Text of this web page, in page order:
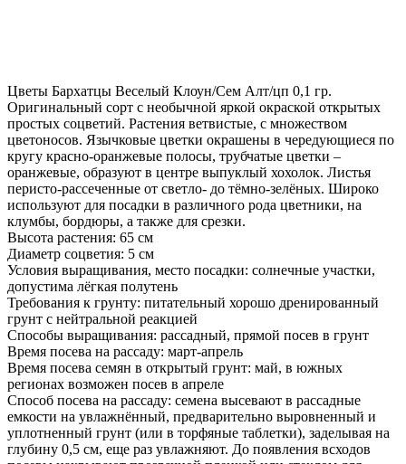
Цветы Бархатцы Веселый Клоун/Сем Алт/цп 0,1 гр.
Оригинальный сорт с необычной яркой окраской открытых
простых соцветий. Растения ветвистые, с множеством
цветоносов. Язычковые цветки окрашены в чередующиеся по
кругу красно-оранжевые полосы, трубчатые цветки –
оранжевые, образуют в центре выпуклый хохолок. Листья
перисто-рассеченные от светло- до тёмно-зелёных. Широко
используют для посадки в различного рода цветники, на
клумбы, бордюры, а также для срезки.
Высота растения: 65 см
Диаметр соцветия: 5 см
Условия выращивания, место посадки: солнечные участки,
допустима лёгкая полутень
Требования к грунту: питательный хорошо дренированный
грунт с нейтральной реакцией
Способы выращивания: рассадный, прямой посев в грунт
Время посева на рассаду: март-апрель
Время посева семян в открытый грунт: май, в южных
регионах возможен посев в апреле
Способ посева на рассаду: семена высевают в рассадные
емкости на увлажнённый, предварительно выровненный и
уплотненный грунт (или в торфяные таблетки), заделывая на
глубину 0,5 см, еще раз увлажняют. До появления всходов